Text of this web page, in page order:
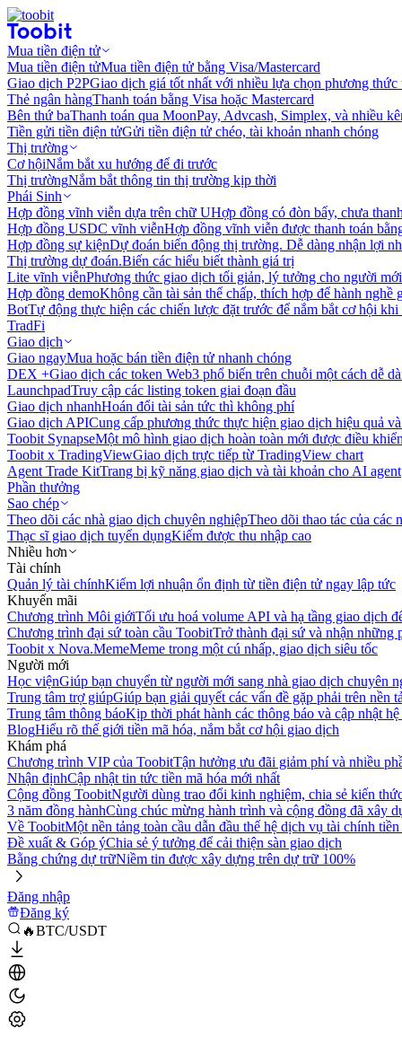
Mua tiền điện tử
Mua tiền điện tửMua tiền điện tử bằng Visa/Mastercard
Giao dịch P2PGiao dịch giá tốt nhất với nhiều lựa chọn phương thức
Thẻ ngân hàngThanh toán bằng Visa hoặc Mastercard
Bên thứ baThanh toán qua MoonPay, Advcash, Simplex, và nhiều
Tiền gửi tiền điện tửGửi tiền điện tử chéo, tài khoản nhanh chóng
Thị trường
Cơ hộiNắm bắt xu hướng để đi trước
Thị trườngNắm bắt thông tin thị trường kịp thời
Phái Sinh
Hợp đồng vĩnh viễn dựa trên chữ UHợp đồng có đòn bẩy, chưa
Hợp đồng USDC vĩnh viễnHợp đồng vĩnh viễn được thanh toán
Hợp đồng sự kiệnDự đoán biến động thị trường. Dễ dàng nhận lợi
Thị trường dự đoán.Biến các hiểu biết thành giá trị
Lite vĩnh viễnPhương thức giao dịch tối giản, lý tưởng cho người
Hợp đồng demoKhông cần tài sản thế chấp, thích hợp để hành nghề
BotTự động thực hiện các chiến lược đặt trước để nắm bắt cơ hội
TradFi
Giao dịch
Giao ngayMua hoặc bán tiền điện tử nhanh chóng
DEX +Giao dịch các token Web3 phổ biến trên chuỗi một cách dễ
LaunchpadTruy cập các listing token giai đoạn đầu
Giao dịch nhanhHoán đổi tài sản tức thì không phí
Giao dịch APICung cấp phương thức thực hiện giao dịch hiệu quả
Toobit SynapseMột mô hình giao dịch hoàn toàn mới được điều
Toobit x TradingViewGiao dịch trực tiếp từ TradingView chart
Agent Trade KitTrang bị kỹ năng giao dịch và tài khoản cho AI agent
Phần thưởng
Sao chép
Theo dõi các nhà giao dịch chuyên nghiệpTheo dõi thao tác của các
Thạc sĩ giao dịch tuyển dụngKiếm được thu nhập cao
Nhiều hơn
Tài chính
Quản lý tài chínhKiếm lợi nhuận ổn định từ tiền điện tử ngay lập tức
Khuyến mãi
Chương trình Môi giớiTối ưu hoá volume API và hạ tầng giao dịch
Chương trình đại sứ toàn cầu ToobitTrở thành đại sứ và nhận những
Toobit x Nova.MemeMeme trong một cú nhấp, giao dịch siêu tốc
Người mới
Học việnGiúp bạn chuyển từ người mới sang nhà giao dịch chuyên
Trung tâm trợ giúpGiúp bạn giải quyết các vấn đề gặp phải trên nền
Trung tâm thông báoKịp thời phát hành các thông báo và cập nhật
BlogHiểu rõ thế giới tiền mã hóa, nắm bắt cơ hội giao dịch
Khám phá
Chương trình VIP của ToobitTận hưởng ưu đãi giảm phí và nhiều
Nhận địnhCập nhật tin tức tiền mã hóa mới nhất
Cộng đồng ToobitNgười dùng trao đổi kinh nghiệm, chia sẻ kiến
3 năm đồng hànhCùng chúc mừng hành trình và cộng đồng đã xây
Về ToobitMột nền tảng toàn cầu dẫn đầu thế hệ dịch vụ tài chính
Đề xuất & Góp ýChia sẻ ý tưởng để cải thiện sàn giao dịch
Bằng chứng dự trữNiềm tin được xây dựng trên dự trữ 100%
Đăng nhập
Đăng ký
🔥BTC/USDT